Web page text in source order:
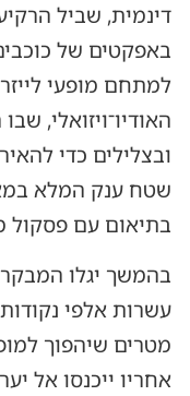
דינמית, שביל
באפקטים של
למתחם מופעי
האודיו־ויזואלי,
ובצלילים כדי
שטח ענק המלא
בתיאום עם פסקול
בהמשך יגלו
עשרות אלפי
מטרים שיהפוך
אחריו ייכנסו אל